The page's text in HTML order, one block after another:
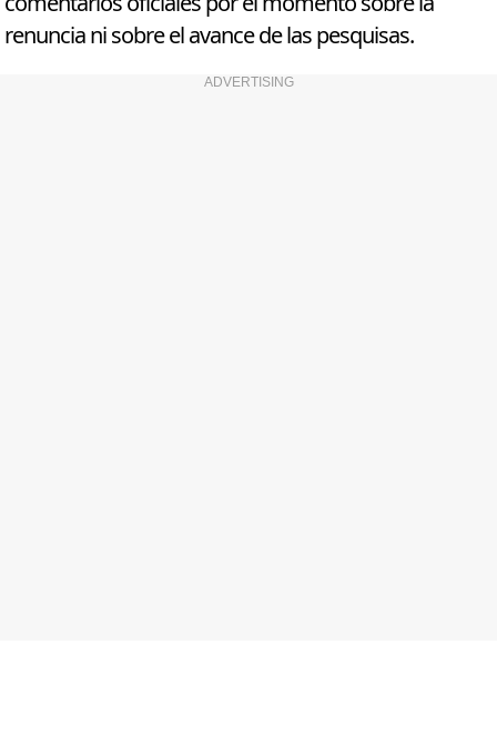
renuncia ni sobre el avance de las pesquisas.
ADVERTISING